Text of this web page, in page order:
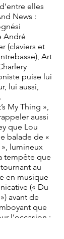
elles
News :
André
(claviers et
Art
puise lui
lui aussi,
My Thing »,
aussi
que Lou
balade de «
», lumineux
tempête que
au
en musique
(« Du
avant de
que
l’occasion :